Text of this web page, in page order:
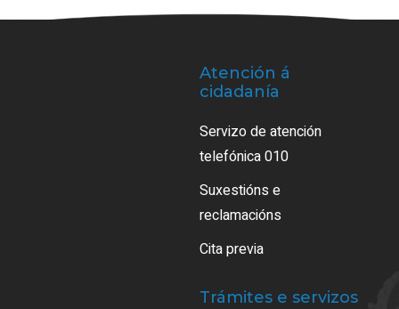
Atención á
cidadanía
Servizo de atención
telefónica 010
Suxestións e
reclamacións
Cita previa
Trámites e servizos